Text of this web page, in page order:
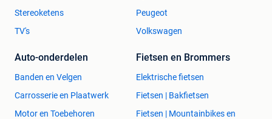
Stereoketens
TV's
Peugeot
Volkswagen
Auto-onderdelen
Banden en Velgen
Carrosserie en Plaatwerk
Motor en Toebehoren
Fietsen en Brommers
Elektrische fietsen
Fietsen | Bakfietsen
Fietsen | Mountainbikes en